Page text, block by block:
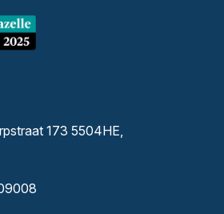
173 5504HE,